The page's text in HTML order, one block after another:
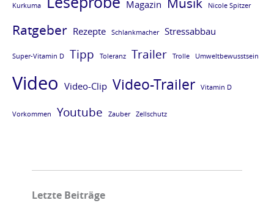
Kurkuma Magazin Nicole Spitzer
Ratgeber Rezepte Schlankmacher Stressabbau
Super-Vitamin D Tipp Toleranz Trailer Trolle Umweltbewusstsein
Video Video-Clip Video-Trailer Vitamin D
Vorkommen Youtube Zauber Zellschutz
Letzte Beiträge